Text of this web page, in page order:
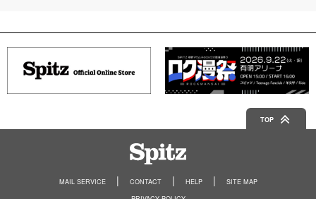
TOP
MAIL SERVICE CONTACT HELP
SITE MAP